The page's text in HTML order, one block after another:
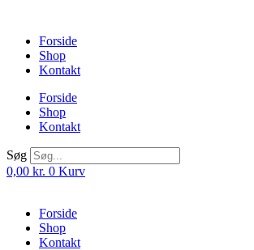
indholdForside
Shop
Kontakt
Forside
Shop
Kontakt
Søg
0,00 kr. 0 Kurv
Forside
Shop
Kontakt